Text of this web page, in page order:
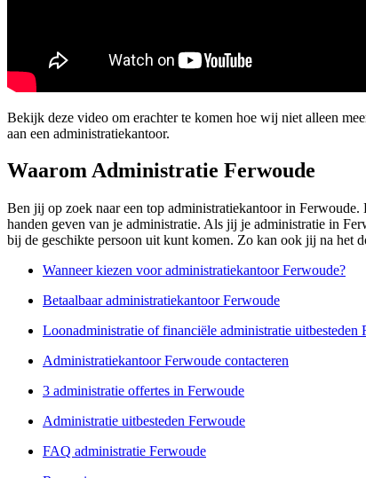
Bekijk deze video om erachter te komen hoe wij niet alleen
aan een administratiekantoor.
Waarom Administratie Ferwoude
Ben jij op zoek naar een top administratiekantoor in
handen geven van je administratie. Als jij je administratie in
bij de geschikte persoon uit kunt komen. Zo kan ook jij na het
Wanneer kiezen voor administratiekantoor Ferwoude?
Betaalbaar administratiekantoor Ferwoude
Loonadministratie of financiële administratie uitbesteden
Administratiekantoor Ferwoude contacteren
3 administratie offertes in Ferwoude
Administratie uitbesteden Ferwoude
FAQ administratie Ferwoude